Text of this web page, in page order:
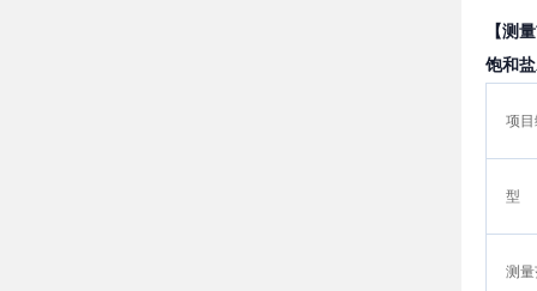
【测
饱和
项
型
测量